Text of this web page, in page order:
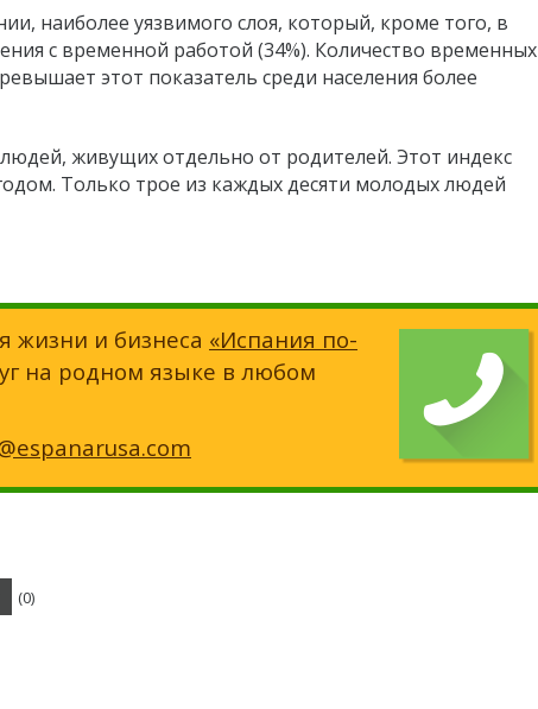
наиболее уязвимого слоя, который, кроме того, в
с временной работой (34%). Количество временных
этот показатель среди населения более
живущих отдельно от родителей. Этот индекс
Только трое из каждых десяти молодых людей
жизни и бизнеса «Испания по-
на родном языке в любом
(0)